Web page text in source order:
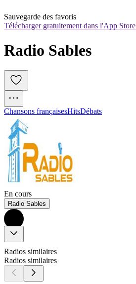
Sauvegarde des favoris
Télécharger gratuitement dans l'App Store
Radio Sables
Chansons françaisesHitsDébats
En cours
Radio Sables
Radios similaires
Radios similaires